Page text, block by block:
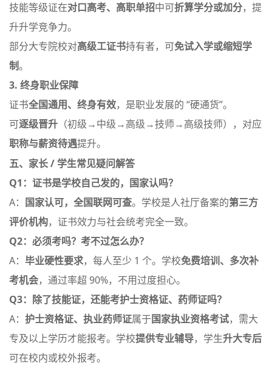
技能等级证在对口高考、高职单招中可折算学分或加分，提
升升学竞争力。
部分大专院校对高级工证书持有者，可免试入学或缩短学
制。
3. 终身职业保障
证书全国通用、终身有效，是职业发展的 “硬通货”。
可逐级晋升 （初级→中级→高级→技师→高级技师），对应
职称与薪资待遇提升。
五、家长 / 学生常见疑问解答
Q1：证书是学校自己发的，国家认吗？
A： 国家认可，全国联网可查。学校是人社厅备案的第三方
评价机构，证书效力与社会统考完全一致。
Q2：必须考吗？考不过怎么办？
A： 毕业硬性要求，每人至少 1 个。学校免费培训、多次补
考机会，通过率超 90%，不用过度担心。
Q3：除了技能证，还能考护士资格证、药师证吗？
A： 护士资格证、执业药师证属于国家执业资格考试，需大
专及以上学历才能报考。学校提供专业辅导，学生升大专后
可在校内或校外报考。